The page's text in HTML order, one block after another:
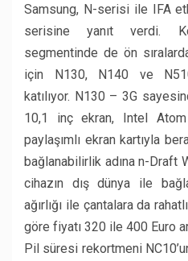
Samsung, N-serisi ile IFA
serisine yanıt verdi.
segmentinde de ön
için N130, N140 ve
katılıyor. N130 – 3G
10,1 inç ekran, Intel
paylaşımlı ekran kartıyla
bağlanabilirlik adına n-Draft
cihazın dış dünya ile
ağırlığı ile çantalara da
göre fiyatı 320 ile 400 Euro
Pil süresi rekortmeni